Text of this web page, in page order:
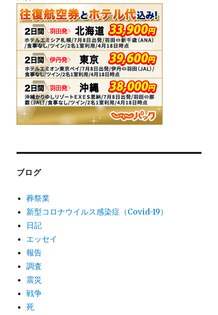
ブログ
葬祭業
新型コロナウイルス感染症（Covid-19）
日記
エッセイ
報告
調査
震災
戦争
死